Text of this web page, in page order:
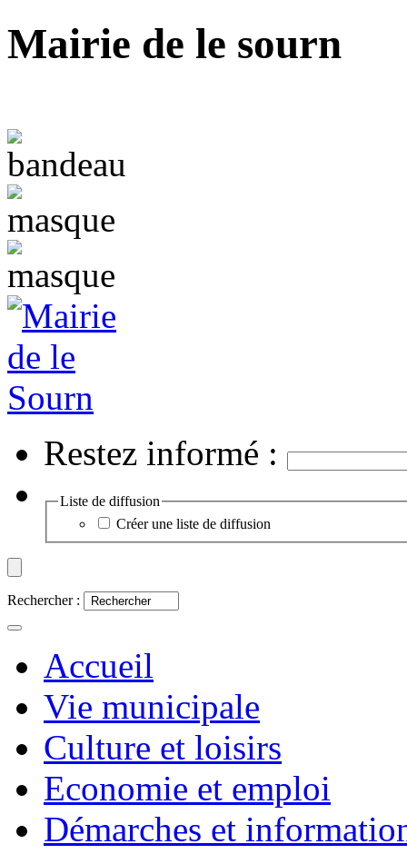
Mairie de le sourn
Restez informé :
Liste de diffusion
Créer une liste de diffusion
Rechercher :
Accueil
Vie municipale
Culture et loisirs
Economie et emploi
Démarches et